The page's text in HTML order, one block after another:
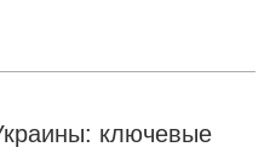
ключевые